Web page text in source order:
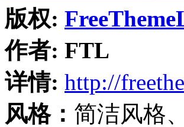
版权:
作者: FTL
详情: http://
风格： 简洁风格